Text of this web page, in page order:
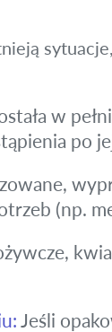
w
po
(np.
Jeśli